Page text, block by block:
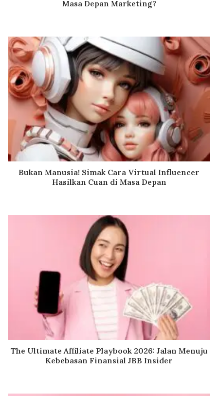
Masa Depan Marketing?
Bukan Manusia! Simak Cara Virtual Influencer
Hasilkan Cuan di Masa Depan
The Ultimate Affiliate Playbook 2026: Jalan Menuju
Kebebasan Finansial JBB Insider